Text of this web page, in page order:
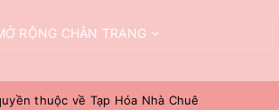
RỘNG CHÂN TRANG
thuộc về Tạp Hóa Nhà Chuê